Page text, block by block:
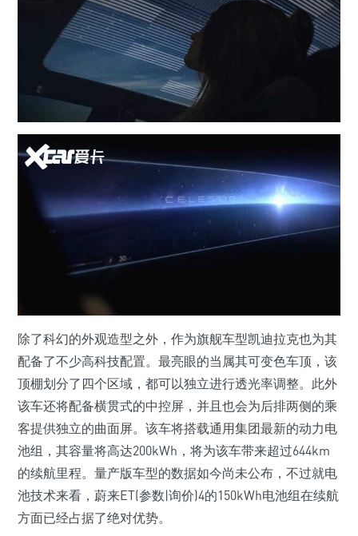
除了科幻的外观造型之外，作为旗舰车型凯迪拉克也为其
配备了不少高科技配置。最亮眼的当属其可变色车顶，该
顶棚划分了四个区域，都可以独立进行透光率调整。此外
该车还将配备横贯式的中控屏，并且也会为后排两侧的乘
客提供独立的曲面屏。该车将搭载通用集团最新的动力电
池组，其容量将高达200kWh，将为该车带来超过644km
的续航里程。量产版车型的数据如今尚未公布，不过就电
池技术来看，蔚来ET(参数|询价)4的150kWh电池组在续航
方面已经占据了绝对优势。